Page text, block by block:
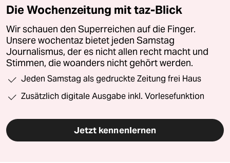
Die Wochenzeitung mit taz-Blick
Wir schauen den Superreichen auf die Finger.
Unsere wochentaz bietet jeden Samstag
Journalismus, der es nicht allen recht macht und
Stimmen, die woanders nicht gehört werden.
Jeden Samstag als gedruckte Zeitung frei Haus
Zusätzlich digitale Ausgabe inkl. Vorlesefunktion
Jetzt kennenlernen